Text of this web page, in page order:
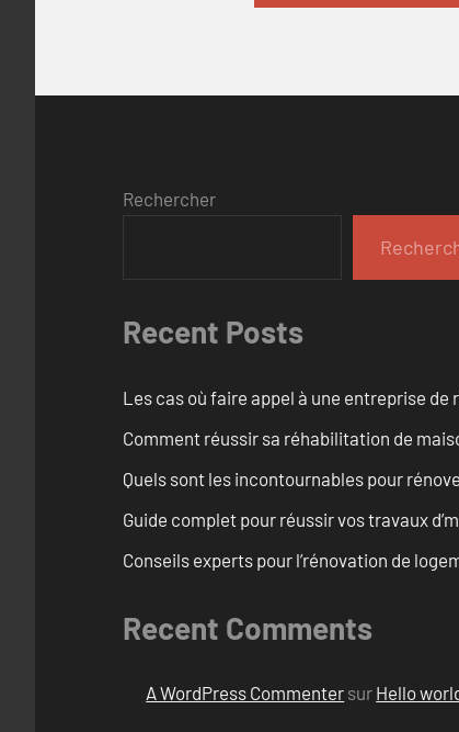
Rechercher
Recent Posts
Les cas où faire appel à une entreprise
Comment réussir sa réhabilitation de
Quels sont les incontournables pour
Guide complet pour réussir vos travaux
Conseils experts pour l’rénovation de
Recent Comments
A WordPress Commenter sur Hello